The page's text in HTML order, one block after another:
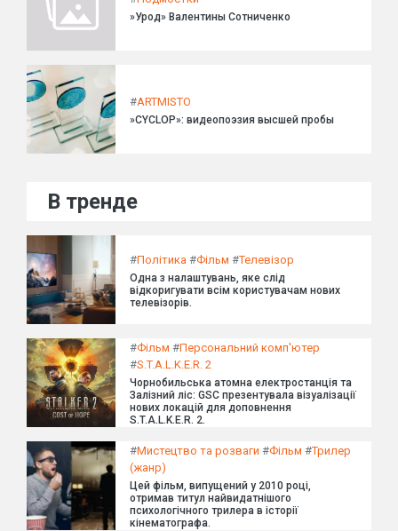
»Урод» Валентины Сотниченко
#ARTMISTO
»CYCLOP»: видеопоэзия высшей пробы
В тренде
#Політика #Фільм #Телевізор
Одна з налаштувань, яке слід
відкоригувати всім користувачам нових
телевізорів.
#Фільм #Персональний комп'ютер
#S.T.A.L.K.E.R. 2
Чорнобильська атомна електростанція та
Залізний ліс: GSC презентувала візуалізації
нових локацій для доповнення
S.T.A.L.K.E.R. 2.
#Мистецтво та розваги #Фільм #Трилер
(жанр)
Цей фільм, випущений у 2010 році,
отримав титул найвидатнішого
психологічного трилера в історії
кінематографа.